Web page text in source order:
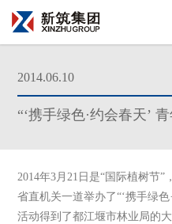
2014.06.10
“‘携手绿色·约会春天’
2014年3月21 日是“国际植树节
省直机关一道举办了“‘携手绿色
活动得到了都江堰市林业局的